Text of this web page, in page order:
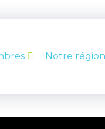
Notre région